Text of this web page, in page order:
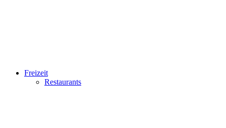
Freizeit
Restaurants